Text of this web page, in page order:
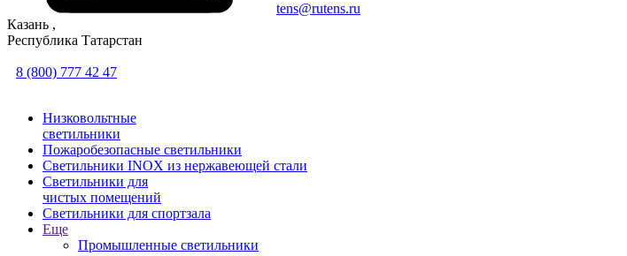
tens@rutens.ru
Казань ,
Республика Татарстан
8 (800) 777 42 47
Низковольтные
светильники
Пожаробезопасные светильники
Светильники INOX из нержавеющей стали
Светильники для
чистых помещений
Светильники для спортзала
Еще
Промышленные светильники